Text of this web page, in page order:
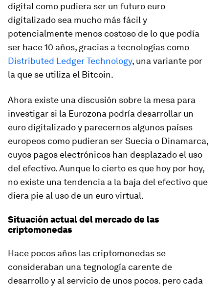
digital como pudiera ser un futuro euro
digitalizado sea mucho más fácil y
potencialmente menos costoso de lo que podía
ser hace 10 años, gracias a tecnologías como
Distributed Ledger Technology, una variante por
la que se utiliza el Bitcoin.
Ahora existe una discusión sobre la mesa para
investigar si la Eurozona podría desarrollar un
euro digitalizado y parecernos algunos países
europeos como pudieran ser Suecia o Dinamarca,
cuyos pagos electrónicos han desplazado el uso
del efectivo. Aunque lo cierto es que hoy por hoy,
no existe una tendencia a la baja del efectivo que
diera pie al uso de un euro virtual.
Situación actual del mercado de las
criptomonedas
Hace pocos años las criptomonedas se
consideraban una tegnología carente de
desarrollo y al servicio de unos pocos. pero cada